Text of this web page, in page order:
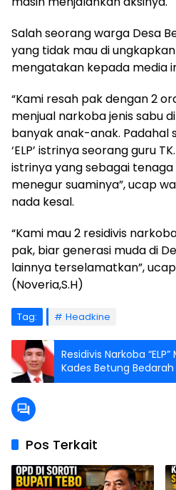
Salah seorang warga Desa
yang tidak mau di
mengatakan kepada media
“Kami resah pak dengan 2
menjual narkoba jenis sabu
banyak anak-anak. Padahal
‘ELP’ istrinya seorang guru
istrinya yang sebagai
menegur suaminya”, ucap
nada kesal.
“Kami mau 2 residivis
pak, biar generasi muda di
lainnya terselamatkan”,
(Noveria,S.H)
Tag: Headkine
Residivis Narkoba
Kades Betung
Nasehati dan Berikan
Pos Terkait